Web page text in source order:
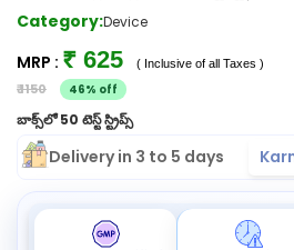
Category:Device
MRP : ₹ 625 ( Inclusive of all Taxes )
₹ 1150 46% off
బాక్స్‌లో 50 టెస్ట్ స్ట్రిప్స్
Delivery in 3 to 5 days